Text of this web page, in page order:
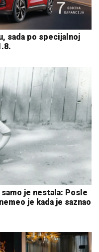
je nestala: Posle
je kada je saznao